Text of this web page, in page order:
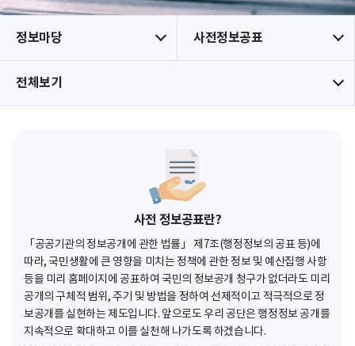
정보마당 사전정보공표
전체보기
사전 정보공표란?
「공공기관의 정보공개에 관한 법률」 제7조(행정정보의 공표 등)에
따라, 국민생활에 큰 영향을 미치는 정책에 관한 정보 및 예산집행 사항
등을 미리 홈페이지에 공표하여 국민의 정보공개 청구가 없더라도 미리
공개의 구체적 범위, 주기 및 방법을 정하여 선제적이고 적극적으로 정
보공개를 실현하는 제도입니다. 앞으로도 우리 공단은 행정정보 공개를
지속적으로 확대하고 이를 실천해 나가도록 하겠습니다.